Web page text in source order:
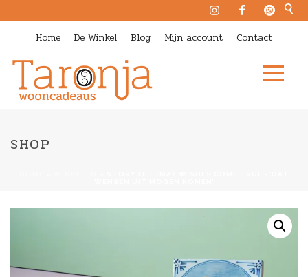
Home De Winkel Blog Mijn account Contact
SHOP